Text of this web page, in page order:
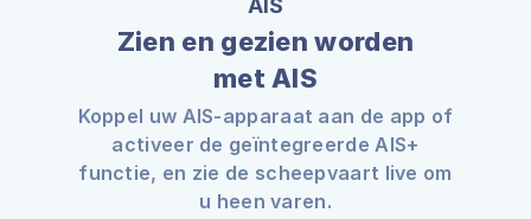
Zien en gezien worden
met AIS
Koppel uw AIS-apparaat aan de app of
activeer de geïntegreerde AIS+
functie, en zie de scheepvaart live om
u heen varen.